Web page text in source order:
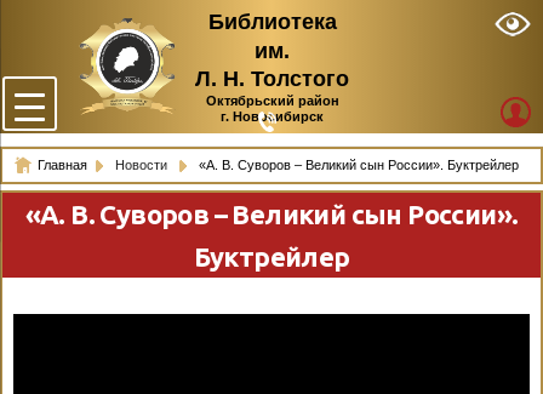
Библиотека
им.
Л. Н. Толстого
Октябрьский район
г. Новосибирск
Главная Новости «А. В. Суворов – Великий сын России». Буктрейлер
«А. В. Суворов – Великий сын России».
Буктрейлер